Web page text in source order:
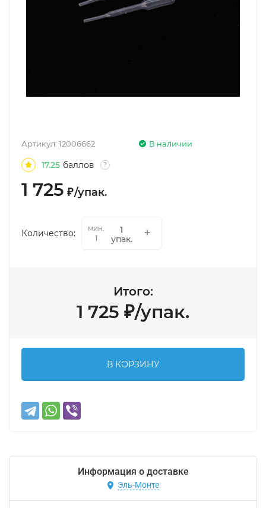
В наличии
Артикул: 12006662
17.25 баллов ?
1 725 ₽/упак.
Количество:
мин.
1
упак.
Итого:
1 725 ₽/упак.
В КОРЗИНУ
Информация о доставке
Эль-Монте